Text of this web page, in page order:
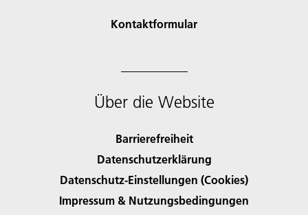
Kontaktformular
Über die Website
Barrierefreiheit
Datenschutzerklärung
Datenschutz-Einstellungen (Cookies)
Impressum & Nutzungsbedingungen